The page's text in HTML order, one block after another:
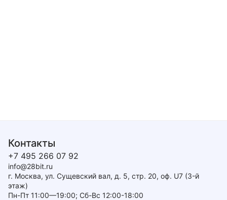
Контакты
+7 495 266 07 92
info@28bit.ru
г. Москва, ул. Сущевский вал, д. 5, стр. 20, оф. U7 (3-й
этаж)
Пн-Пт 11:00—19:00; Сб-Вс 12:00-18:00